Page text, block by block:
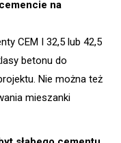
na
CEM I 32,5 lub 42,5
betonu do
Nie można też
mieszanki